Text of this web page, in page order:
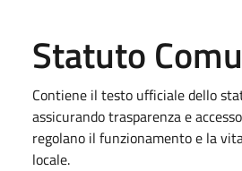
Statuto
Contiene il testo ufficiale dello
assicurando trasparenza e
regolano il funzionamento e la
locale.